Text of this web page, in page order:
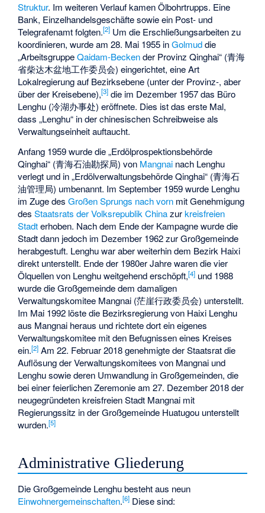
Struktur. Im weiteren Verlauf kamen Ölbohrtrupps. Eine
Bank, Einzelhandelsgeschäfte sowie ein Post- und
Telegrafenamt folgten.[2] Um die Erschließungsarbeiten zu
koordinieren, wurde am 28. Mai 1955 inGolmuddie
„ArbeitsgruppeQaidam-Beckender Provinz Qinghai“ (青海
省柴达木盆地工作委员会) eingerichtet, eine Art
Lokalregierung auf Bezirksebene (unter der Provinz-, aber
über der Kreisebene),[3] die im Dezember 1957 das Büro
Lenghu (冷湖办事处) eröffnete. Dies ist das erste Mal,
dass „Lenghu“ in der chinesischen Schreibweise als
Verwaltungseinheit auftaucht.
Anfang 1959 wurde die „Erdölprospektionsbehörde
Qinghai“ (青海石油勘探局) von Mangnai nach Lenghu
verlegt und in „Erdölverwaltungsbehörde Qinghai“ (青海石
油管理局) umbenannt. Im September 1959 wurde Lenghu
im Zuge desGroßen Sprungs nach vorn mit Genehmigung
desStaatsrats der Volksrepublik Chinazurkreisfreien
Stadterhoben. Nach dem Ende der Kampagne wurde die
Stadt dann jedoch im Dezember 1962 zur Großgemeinde
herabgestuft. Lenghu war aber weiterhin dem Bezirk Haixi
direkt unterstellt. Ende der 1980er Jahre waren die vier
Ölquellen von Lenghu weitgehend erschöpft,[4] und 1988
wurde die Großgemeinde dem damaligen
Verwaltungskomitee Mangnai (茫崖行政委员会) unterstellt.
Im Mai 1992 löste die Bezirksregierung von Haixi Lenghu
aus Mangnai heraus und richtete dort ein eigenes
Verwaltungskomitee mit den Befugnissen eines Kreises
ein.[2] Am 22. Februar 2018 genehmigte der Staatsrat die
Auflösung der Verwaltungskomitees von Mangnai und
Lenghu sowie deren Umwandlung in Großgemeinden, die
bei einer feierlichen Zeremonie am 27. Dezember 2018 der
neugegründeten kreisfreien Stadt Mangnai mit
Regierungssitz in der Großgemeinde Huatugou unterstellt
wurden.[5]
Administrative Gliederung
Die Großgemeinde Lenghu besteht aus neun
Einwohnergemeinschaften.[6] Diese sind: